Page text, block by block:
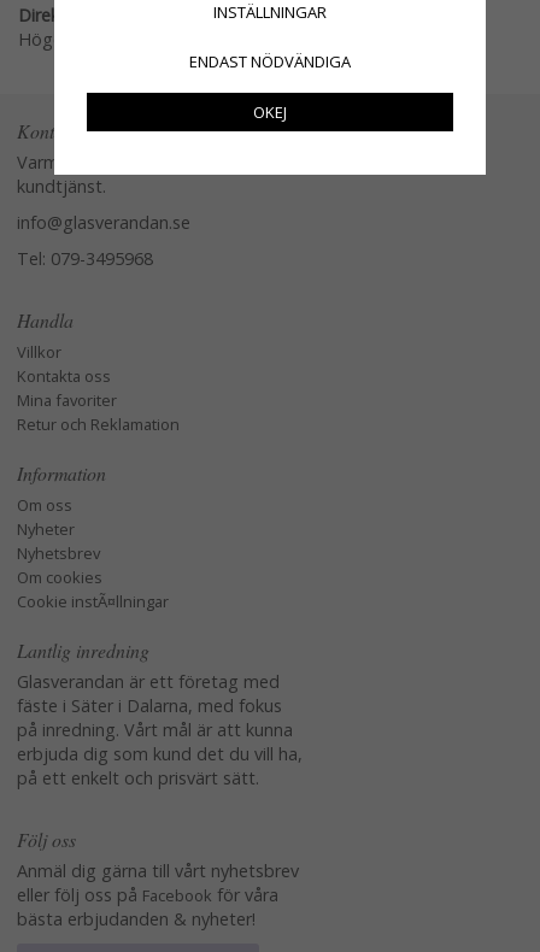
Direktlänk:
Högerklicka och kopiera adressen
Kontakta oss
Varmt välkommen att kontakta vår
kundtjänst.
info@glasverandan.se
Tel: 079-3495968
Handla
Villkor
Kontakta oss
Mina favoriter
Retur och Reklamation
Information
Om oss
Nyheter
Nyhetsbrev
Om cookies
Cookie instÃ¤llningar
Lantlig inredning
Glasverandan är ett företag med
fäste i Säter i Dalarna, med fokus
på inredning. Vårt mål är att kunna
erbjuda dig som kund det du vill ha,
på ett enkelt och prisvärt sätt.
Följ oss
Anmäl dig gärna till vårt nyhetsbrev
eller följ oss på Facebook för våra
bästa erbjudanden & nyheter!
INSTÄLLNINGAR
ENDAST NÖDVÄNDIGA
OKEJ